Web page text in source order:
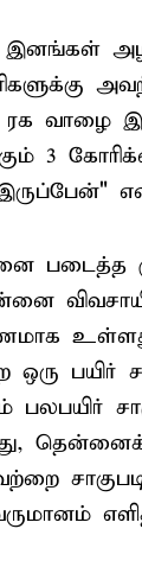
இனங்கள்
ரக வாழை
3
படைத்த
பயிர்